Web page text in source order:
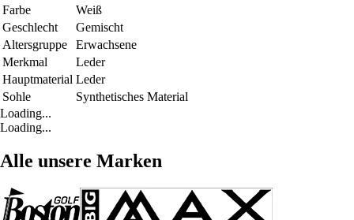
Farbe
Weiß
Geschlecht
Gemischt
Altersgruppe
Erwachsene
Merkmal
Leder
Hauptmaterial Leder
Sohle
Synthetisches Material
Loading...
Loading...
Alle unsere Marken